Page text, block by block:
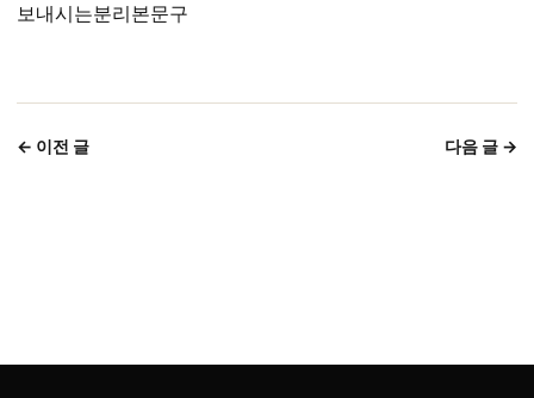
보내시는분리본문구
← 이전 글 다음 글 →